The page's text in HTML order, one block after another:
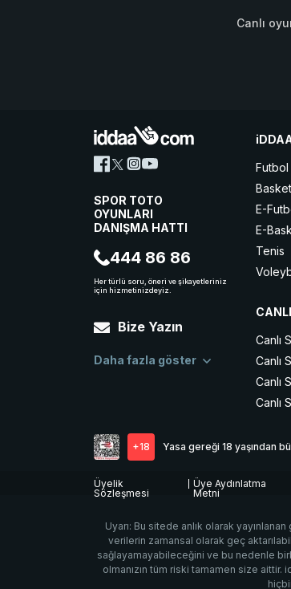
Canlı
SPOR TOTO
OYUNLARI
DANIŞMA HATTI
444 86 86
Her türlü soru, öneri ve şikayetleriniz
için hizmetinizdeyiz.
Bize Yazın
Daha fazla göster
Futbol
E-
E-
Tenis
MMA
Masa
Canlı
Canlı
Canlı
Canlı
+18 Yasa gereği 18 yaşından
Üyelik
Sözleşmesi
Üye Aydınlatma
Metni
Uyarı: Bu sitede anlık olarak
verilerin zamansal olarak geç
sağlayamayabileceğini ve bu nedenle
olmanızın tüm riski tamamen size